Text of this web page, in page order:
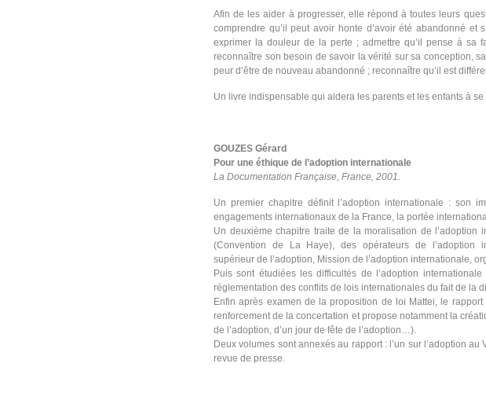
Afin de les aider à progresser, elle répond à toutes leurs
comprendre qu’il peut avoir honte d’avoir été abandonné et
exprimer la douleur de la perte ; admettre qu’il pense à sa
reconnaître son besoin de savoir la vérité sur sa conception,
peur d’être de nouveau abandonné ; reconnaître qu’il est
Un livre indispensable qui aidera les parents et les enfants à
GOUZES Gérard
Pour une éthique de l’adoption internationale
La Documentation Française, France, 2001.
Un premier chapitre définit l’adoption internationale : son
engagements internationaux de la France, la portée
Un deuxième chapitre traite de la moralisation de l’adoption
(Convention de La Haye), des opérateurs de l’adoption
supérieur de l’adoption, Mission de l’adoption internationale,
Puis sont étudiées les difficultés de l’adoption
réglementation des conflits de lois internationales du fait de la
Enfin après examen de la proposition de loi Mattei, le
renforcement de la concertation et propose notamment la
de l’adoption, d’un jour de fête de l’adoption…).
Deux volumes sont annexés au rapport : l’un sur l’adoption
revue de presse.